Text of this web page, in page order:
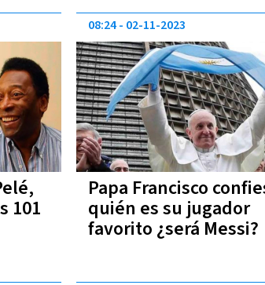
101
Papa Francisco
quién es su jugador
favorito ¿será Messi?
08:24 02-11-2023